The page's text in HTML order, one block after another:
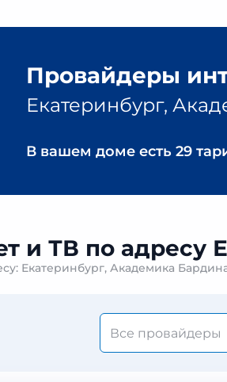
Провайдеры
Екатеринбург,
В вашем доме есть 29
и ТВ по адресу
Екатеринбург, Академика